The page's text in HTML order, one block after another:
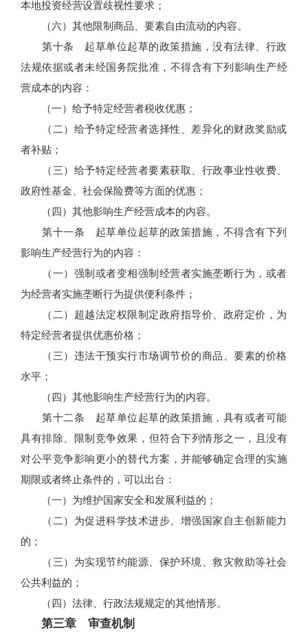
本地投资经营设置歧视性要求；
（六）其他限制商品、要素自由流动的内容。
第十条 起草单位起草的政策措施，没有法律、行政
法规依据或者未经国务院批准，不得含有下列影响生产经
营成本的内容：
（一）给予特定经营者税收优惠；
（二）给予特定经营者选择性、差异化的财政奖励或
者补贴；
（三）给予特定经营者要素获取、行政事业性收费、
政府性基金、社会保险费等方面的优惠；
（四）其他影响生产经营成本的内容。
第十一条 起草单位起草的政策措施，不得含有下列
影响生产经营行为的内容：
（一）强制或者变相强制经营者实施垄断行为，或者
为经营者实施垄断行为提供便利条件；
（二）超越法定权限制定政府指导价、政府定价，为
特定经营者提供优惠价格；
（三）违法干预实行市场调节价的商品、要素的价格
水平；
（四）其他影响生产经营行为的内容。
第十二条 起草单位起草的政策措施，具有或者可能
具有排除、限制竞争效果，但符合下列情形之一，且没有
对公平竞争影响更小的替代方案，并能够确定合理的实施
期限或者终止条件的，可以出台：
（一）为维护国家安全和发展利益的；
（二）为促进科学技术进步、增强国家自主创新能力
的；
（三）为实现节约能源、保护环境、救灾救助等社会
公共利益的；
（四）法律、行政法规规定的其他情形。
第三章 审查机制